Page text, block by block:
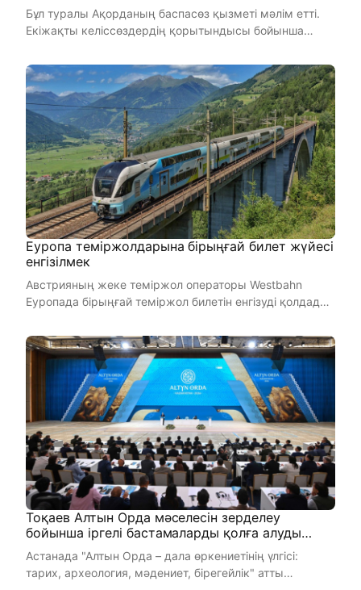
Бұл туралы Ақорданың баспасөз қызметі мәлім етті.
Екіжақты келіссөздердің қорытындысы бойынша
Еуропа теміржолдарына бірыңғай билет жүйесі
енгізілмек
Австрияның жеке теміржол операторы Westbahn
Еуропада бірыңғай теміржол билетін енгізуді қолдады.
Тоқаев Алтын Орда мәселесін зерделеу
бойынша іргелі бастамаларды қолға алуды
ұсынды
Астанада "Алтын Орда – дала өркениетінің үлгісі:
тарих, археология, мәдениет, бірегейлік" атты